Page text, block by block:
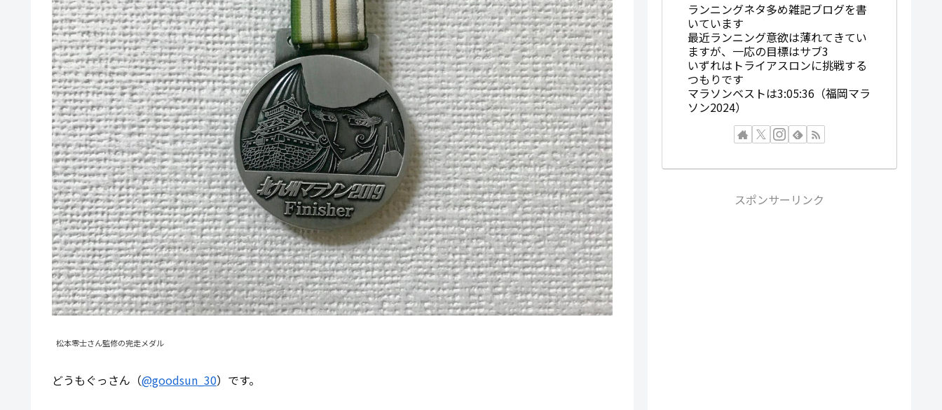
松本零士さん監修の完走メダル
どうもぐっさん（@goodsun_30）です。
ランニングネタ多め雑記ブログを書
いています
最近ランニング意欲は薄れてきてい
ますが、一応の目標はサブ3
いずれはトライアスロンに挑戦する
つもりです
マラソンベストは3:05:36（福岡マラ
ソン2024）
スポンサーリンク